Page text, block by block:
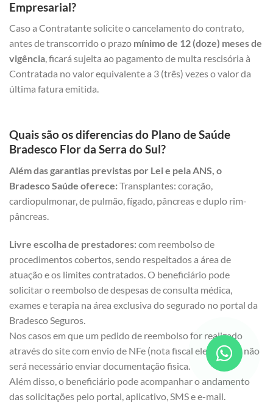
Empresarial?
Caso a Contratante solicite o cancelamento do contrato,
antes de transcorrido o prazo mínimo de 12 (doze) meses de
vigência, ficará sujeita ao pagamento de multa rescisória à
Contratada no valor equivalente a 3 (três) vezes o valor da
última fatura emitida.
Quais são os diferencias do Plano de Saúde
Bradesco Flor da Serra do Sul?
Além das garantias previstas por Lei e pela ANS, o
Bradesco Saúde oferece:Transplantes: coração,
cardiopulmonar, de pulmão, fígado, pâncreas e duplo rim-
pâncreas.
Livre escolha de prestadores:com reembolso de
procedimentos cobertos, sendo respeitados a área de
atuação e os limites contratados. O beneficiário pode
solicitar o reembolso de despesas de consulta médica,
exames e terapia na área exclusiva do segurado no portal da
Bradesco Seguros.
Nos casos em que um pedido de reembolso for realizado
através do site com envio de NFe (nota fiscal eletrônica), não
será necessário enviar documentação fisica.
Além disso, o beneficiário pode acompanhar o andamento
das solicitações pelo portal, aplicativo, SMS e e-mail.